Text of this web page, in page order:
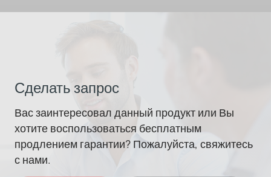
Сделать запрос
Вас заинтересовал данный продукт или Вы
хотите воспользоваться бесплатным
продлением гарантии? Пожалуйста, свяжитесь
с нами.